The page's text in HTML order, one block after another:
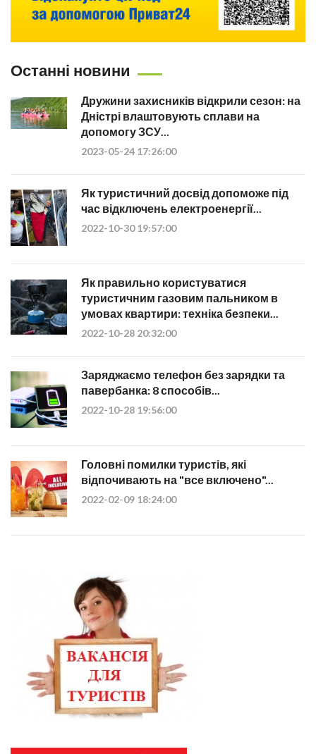
Останні новини
Дружини захисників відкрили сезон: на
Дністрі влаштовують сплави на
допомогу ЗСУ...
2023-05-24 17:26:00
Як туристичний досвід допоможе під
час відключень електроенергії...
2022-10-30 19:57:00
Як правильно користуватися
туристичним газовим пальником в
умовах квартири: техніка безпеки...
2022-10-28 20:32:00
Заряджаємо телефон без зарядки та
павербанка: 8 способів...
2022-10-28 19:56:00
Головні помилки туристів, які
відпочивають на "все включено"...
2022-02-09 18:24:00